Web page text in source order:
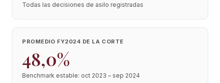
Todas las decisiones de asilo registradas
PROMEDIO FY2024 DE LA CORTE
48,0%
Benchmark estable: oct 2023 – sep 2024